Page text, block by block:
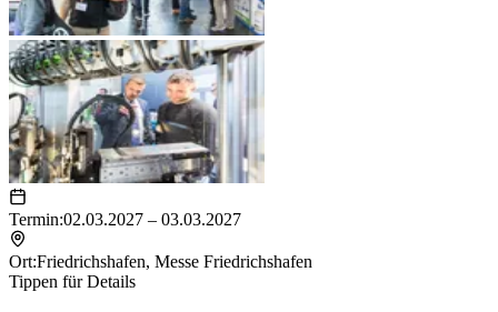
Termin:02.03.2027 – 03.03.2027
Ort:Friedrichshafen, Messe Friedrichshafen
Tippen für Details